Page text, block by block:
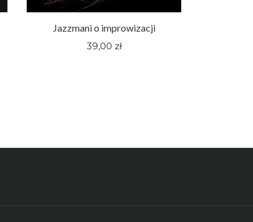
Jazzmani o improwizacji
39,00 zł